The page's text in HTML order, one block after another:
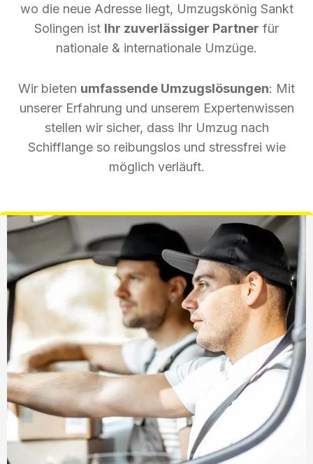
wo die neue Adresse liegt, Umzugskönig Sankt
Solingen ist Ihr zuverlässiger Partner für
nationale & internationale Umzüge.
Wir bieten umfassende Umzugslösungen: Mit
unserer Erfahrung und unserem Expertenwissen
stellen wir sicher, dass Ihr Umzug nach
Schifflange so reibungslos und stressfrei wie
möglich verläuft.